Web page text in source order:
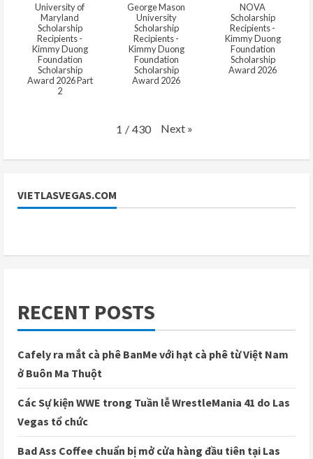
University of
Maryland
Scholarship
Recipients -
Kimmy Duong
Foundation
Scholarship
Award 2026 Part
2
George Mason
University
Scholarship
Recipients -
Kimmy Duong
Foundation
Scholarship
Award 2026
NOVA
Scholarship
Recipients -
Kimmy Duong
Foundation
Scholarship
Award 2026
1 / 430 Next »
VIETLASVEGAS.COM
RECENT POSTS
Cafely ra mắt cà phê BanMe với hạt cà phê từ Việt Nam
ở Buôn Ma Thuột
Các Sự kiện WWE trong Tuần lễ WrestleMania 41 do Las
Vegas tổ chức
Bad Ass Coffee chuẩn bị mở cửa hàng đầu tiên tại Las